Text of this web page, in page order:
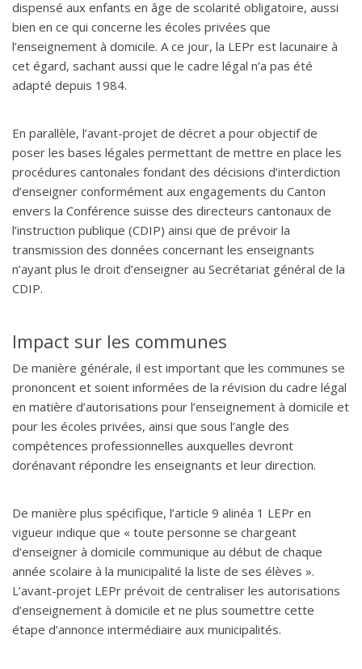
dispensé aux enfants en âge de scolarité obligatoire, aussi
bien en ce qui concerne les écoles privées que
l’enseignement à domicile. A ce jour, la LEPr est lacunaire à
cet égard, sachant aussi que le cadre légal n’a pas été
adapté depuis 1984.
En parallèle, l’avant-projet de décret a pour objectif de
poser les bases légales permettant de mettre en place les
procédures cantonales fondant des décisions d’interdiction
d’enseigner conformément aux engagements du Canton
envers la Conférence suisse des directeurs cantonaux de
l’instruction publique (CDIP) ainsi que de prévoir la
transmission des données concernant les enseignants
n’ayant plus le droit d’enseigner au Secrétariat général de la
CDIP.
Impact sur les communes
De manière générale, il est important que les communes se
prononcent et soient informées de la révision du cadre légal
en matière d’autorisations pour l’enseignement à domicile et
pour les écoles privées, ainsi que sous l’angle des
compétences professionnelles auxquelles devront
dorénavant répondre les enseignants et leur direction.
De manière plus spécifique, l’article 9 alinéa 1 LEPr en
vigueur indique que « toute personne se chargeant
d'enseigner à domicile communique au début de chaque
année scolaire à la municipalité la liste de ses élèves ».
L’avant-projet LEPr prévoit de centraliser les autorisations
d’enseignement à domicile et ne plus soumettre cette
étape d’annonce intermédiaire aux municipalités.